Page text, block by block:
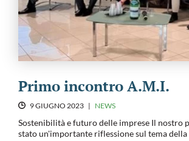
Primo incontro A.M.I.
9 GIUGNO 2023 | NEWS
Sostenibilità e futuro delle imprese Il nostro
stato un'importante riflessione sul tema